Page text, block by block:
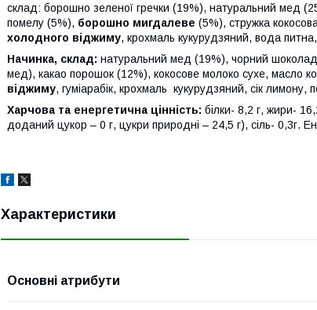
склад: борошно зеленої гречки (19%), натуральний мед
помелу (5%), борошно мигдалеве (5%), стружка
холодного віджиму, крохмаль кукурудзяний, вода питна,
Начинка, склад: натуральний мед (19%), чорний шоколад
мед), какао порошок (12%), кокосове молоко сухе, масло
віджиму, гуміарабік, крохмаль кукурудзяний, сік
Харчова та енергетична цінність: білки- 8,2 г, жири-
доданий цукор – 0 г, цукри природні – 24,5 г), сіль- 0,3г.
Характеристики
Основні атрибути